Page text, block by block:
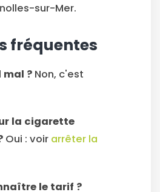
sur-Mer.
fréquentes
? Non, c'est
la cigarette
Oui : voir arrêter la
le tarif ?